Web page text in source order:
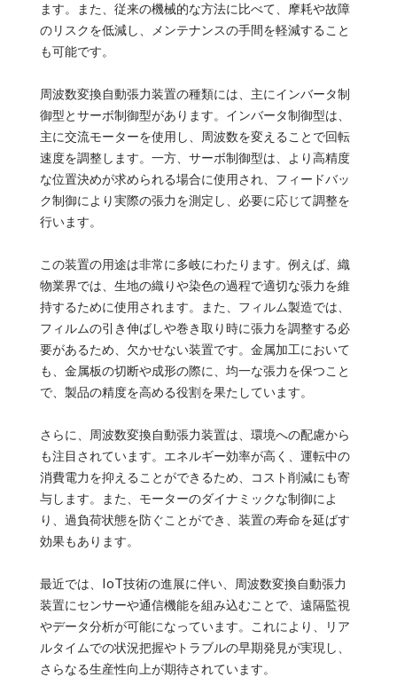
ます。また、従来の機械的な方法に比べて、摩耗や故障
のリスクを低減し、メンテナンスの手間を軽減すること
も可能です。
周波数変換自動張力装置の種類には、主にインバータ制
御型とサーボ制御型があります。インバータ制御型は、
主に交流モーターを使用し、周波数を変えることで回転
速度を調整します。一方、サーボ制御型は、より高精度
な位置決めが求められる場合に使用され、フィードバッ
ク制御により実際の張力を測定し、必要に応じて調整を
行います。
この装置の用途は非常に多岐にわたります。例えば、織
物業界では、生地の織りや染色の過程で適切な張力を維
持するために使用されます。また、フィルム製造では、
フィルムの引き伸ばしや巻き取り時に張力を調整する必
要があるため、欠かせない装置です。金属加工において
も、金属板の切断や成形の際に、均一な張力を保つこと
で、製品の精度を高める役割を果たしています。
さらに、周波数変換自動張力装置は、環境への配慮から
も注目されています。エネルギー効率が高く、運転中の
消費電力を抑えることができるため、コスト削減にも寄
与します。また、モーターのダイナミックな制御によ
り、過負荷状態を防ぐことができ、装置の寿命を延ばす
効果もあります。
最近では、IoT技術の進展に伴い、周波数変換自動張力
装置にセンサーや通信機能を組み込むことで、遠隔監視
やデータ分析が可能になっています。これにより、リア
ルタイムでの状況把握やトラブルの早期発見が実現し、
さらなる生産性向上が期待されています。